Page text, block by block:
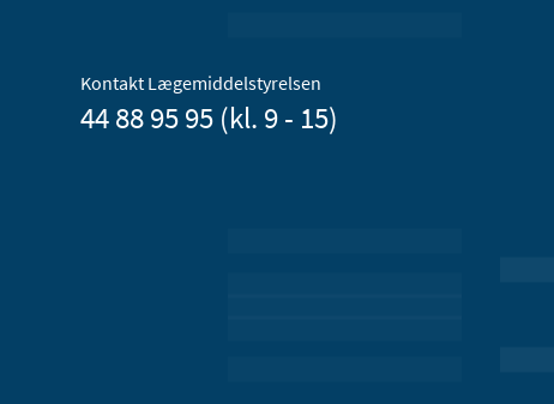
Kontakt Lægemiddelstyrelsen
44 88 95 95 (kl. 9 - 15)